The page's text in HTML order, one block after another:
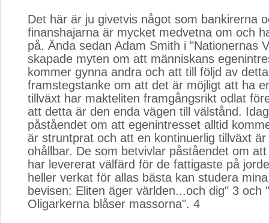
Det här är ju givetvis något som bankirerna
finanshajarna är mycket medvetna om och
på. Ända sedan Adam Smith i "Nationernas
skapade myten om att människans
kommer gynna andra och att till följd av
framstegstanke om att det är möjligt att ha
tillväxt har makteliten framgångsrikt odlat
att detta är den enda vägen till välstånd.
påståendet om att egenintresset alltid
är struntprat och att en kontinuerlig tillväxt är
ohållbar. De som betvivlar påståendet om
har levererat välfärd för de fattigaste på
heller verkat för allas bästa kan studera
bevisen: Eliten äger världen...och dig" 3 och
Oligarkerna blåser massorna". 4